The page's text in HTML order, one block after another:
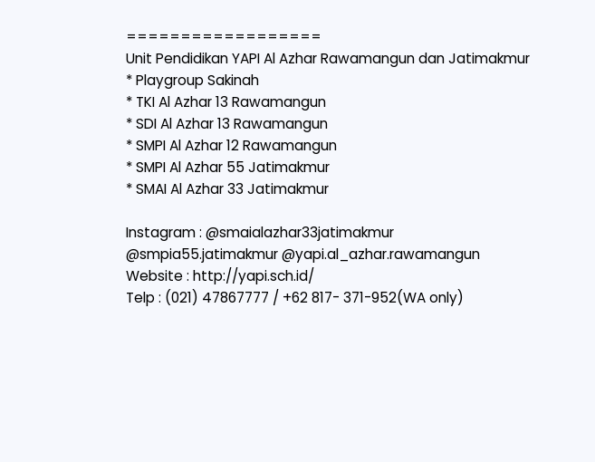
==================
Unit Pendidikan YAPI Al Azhar Rawamangun dan Jatimakmur
* Playgroup Sakinah
* TKI Al Azhar 13 Rawamangun
* SDI Al Azhar 13 Rawamangun
* SMPI Al Azhar 12 Rawamangun
* SMPI Al Azhar 55 Jatimakmur
* SMAI Al Azhar 33 Jatimakmur
Instagram : @smaialazhar33jatimakmur
@smpia55.jatimakmur @yapi.al_azhar.rawamangun
Website : http://yapi.sch.id/
Telp : (021) 47867777 / ‪‪‪+62 817- 371-952‬‬‬(WA only)